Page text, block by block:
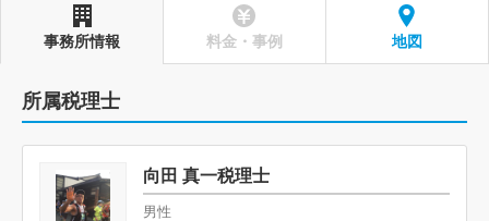
事務所情報 料金・事例 地図
所属税理士
向田 真一税理士
男性